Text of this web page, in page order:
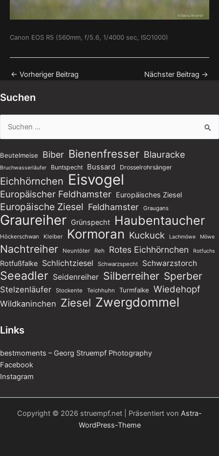
Canon EOS R5 (560mm, f/5.6, 1/4000 sec, ISO1000)
← Vorheriger Beitrag Nächster Beitrag →
Suchen
nach:
Beutelmeise Biber Bienenfresser Blauracke
Bruchwasserläufer Buntspecht Bussard Drosselrohrsänger
Eichhörnchen Eisvogel
Europäischer Feldhamster Europäisches Ziesel
Europäische Ziesel Feldhamster Graugans
Graureiher Grünspecht Haubentaucher
Höckerschwan Kleiber Kormoran Kuckuck Lachmöwe Möwe
Nachtreiher Neuntöter Reh Rotes Eichhörnchen Rotfuchs
Rotfußfalke Schlichtziesel Schwarzspecht Schwarzstorch
Seeadler Seidenreiher Silberreiher Sperber
Stelzenläufer Stockente Teichhuhn Turmfalke Wiedehopf
Wildkaninchen Ziesel Zwergdommel
Links
bestmoments – Georg Struempf Photography
Facebook
Instagram
Copyright © 2026 struempf.net | Präsentiert von Astra-
WordPress-Theme